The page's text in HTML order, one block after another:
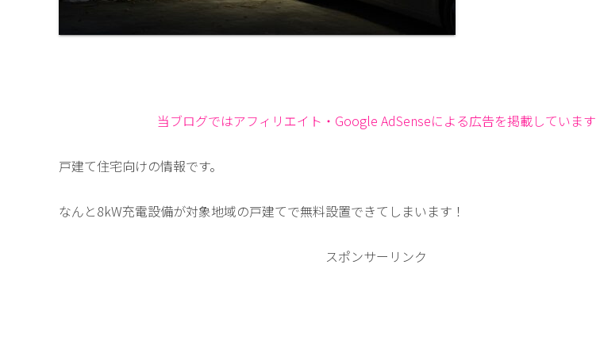
当ブログではアフィリエイト・Google AdSenseによる広告を掲載しています
戸建て住宅向けの情報です。
なんと8kW充電設備が対象地域の戸建てで無料設置できてしまいます！
スポンサーリンク